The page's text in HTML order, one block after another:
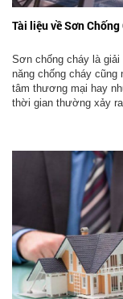
Tài liệu về Sơn
Sơn chống cháy là
năng chống cháy
tâm thương mại hay
thời gian thường xảy